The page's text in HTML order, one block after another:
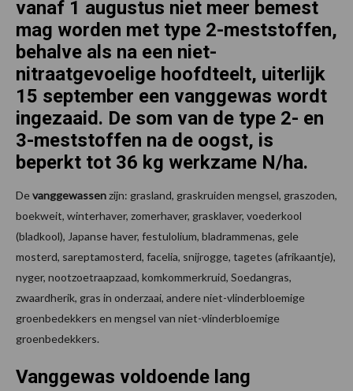
vanaf 1 augustus niet meer bemest
mag worden met type 2-meststoffen,
behalve als na een niet-
nitraatgevoelige hoofdteelt, uiterlijk
15 september een vanggewas wordt
ingezaaid. De som van de type 2- en
3-meststoffen na de oogst, is
beperkt tot 36 kg werkzame N/ha.
Devanggewassenzijn: grasland, graskruiden mengsel, graszoden,
boekweit, winterhaver, zomerhaver, grasklaver, voederkool
(bladkool), Japanse haver, festulolium, bladrammenas, gele
mosterd, sareptamosterd, facelia, snijrogge, tagetes (afrikaantje),
nyger, nootzoetraapzaad, komkommerkruid, Soedangras,
zwaardherik, gras in onderzaai, andere niet-vlinderbloemige
groenbedekkers en mengsel van niet-vlinderbloemige
groenbedekkers.
Vanggewas voldoende lang